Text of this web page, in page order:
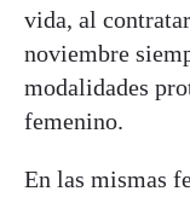
vida, al
noviembre
modalidades
femenino.
En las mismas